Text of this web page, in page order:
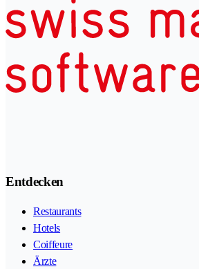
Entdecken
Restaurants
Hotels
Coiffeure
Ärzte